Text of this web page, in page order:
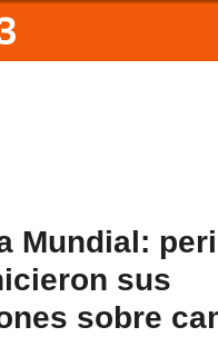
Mundial:
sus
sobre